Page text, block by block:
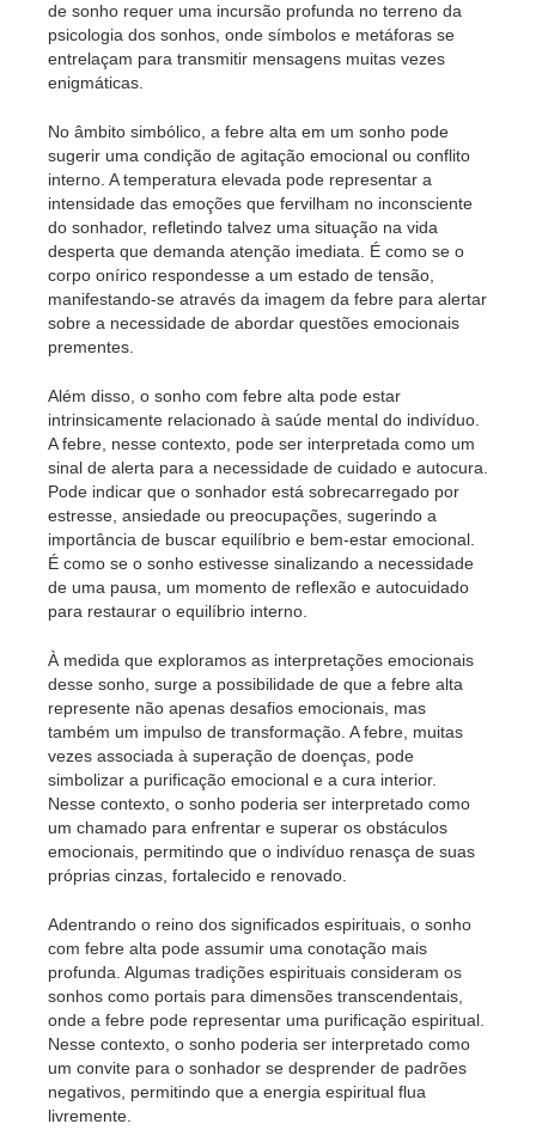
de sonho requer uma incursão profunda no terreno da
psicologia dos sonhos, onde símbolos e metáforas se
entrelaçam para transmitir mensagens muitas vezes
enigmáticas.
No âmbito simbólico, a febre alta em um sonho pode
sugerir uma condição de agitação emocional ou conflito
interno. A temperatura elevada pode representar a
intensidade das emoções que fervilham no inconsciente
do sonhador, refletindo talvez uma situação na vida
desperta que demanda atenção imediata. É como se o
corpo onírico respondesse a um estado de tensão,
manifestando-se através da imagem da febre para alertar
sobre a necessidade de abordar questões emocionais
prementes.
Além disso, o sonho com febre alta pode estar
intrinsicamente relacionado à saúde mental do indivíduo.
A febre, nesse contexto, pode ser interpretada como um
sinal de alerta para a necessidade de cuidado e autocura.
Pode indicar que o sonhador está sobrecarregado por
estresse, ansiedade ou preocupações, sugerindo a
importância de buscar equilíbrio e bem-estar emocional.
É como se o sonho estivesse sinalizando a necessidade
de uma pausa, um momento de reflexão e autocuidado
para restaurar o equilíbrio interno.
À medida que exploramos as interpretações emocionais
desse sonho, surge a possibilidade de que a febre alta
represente não apenas desafios emocionais, mas
também um impulso de transformação. A febre, muitas
vezes associada à superação de doenças, pode
simbolizar a purificação emocional e a cura interior.
Nesse contexto, o sonho poderia ser interpretado como
um chamado para enfrentar e superar os obstáculos
emocionais, permitindo que o indivíduo renasça de suas
próprias cinzas, fortalecido e renovado.
Adentrando o reino dos significados espirituais, o sonho
com febre alta pode assumir uma conotação mais
profunda. Algumas tradições espirituais consideram os
sonhos como portais para dimensões transcendentais,
onde a febre pode representar uma purificação espiritual.
Nesse contexto, o sonho poderia ser interpretado como
um convite para o sonhador se desprender de padrões
negativos, permitindo que a energia espiritual flua
livremente.